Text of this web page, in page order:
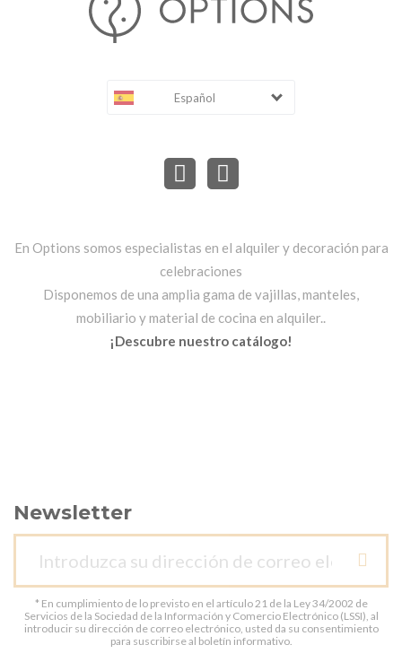
Español
En Options somos especialistas en el alquiler y decoración para
celebraciones
Disponemos de una amplia gama de vajillas, manteles,
mobiliario y material de cocina en alquiler..
¡Descubre nuestro catálogo!
Newsletter
* En cumplimiento de lo previsto en el artículo 21 de la Ley 34/2002 de
Servicios de la Sociedad de la Información y Comercio Electrónico (LSSI), al
introducir su dirección de correo electrónico, usted da su consentimiento
para suscribirse al boletín informativo.